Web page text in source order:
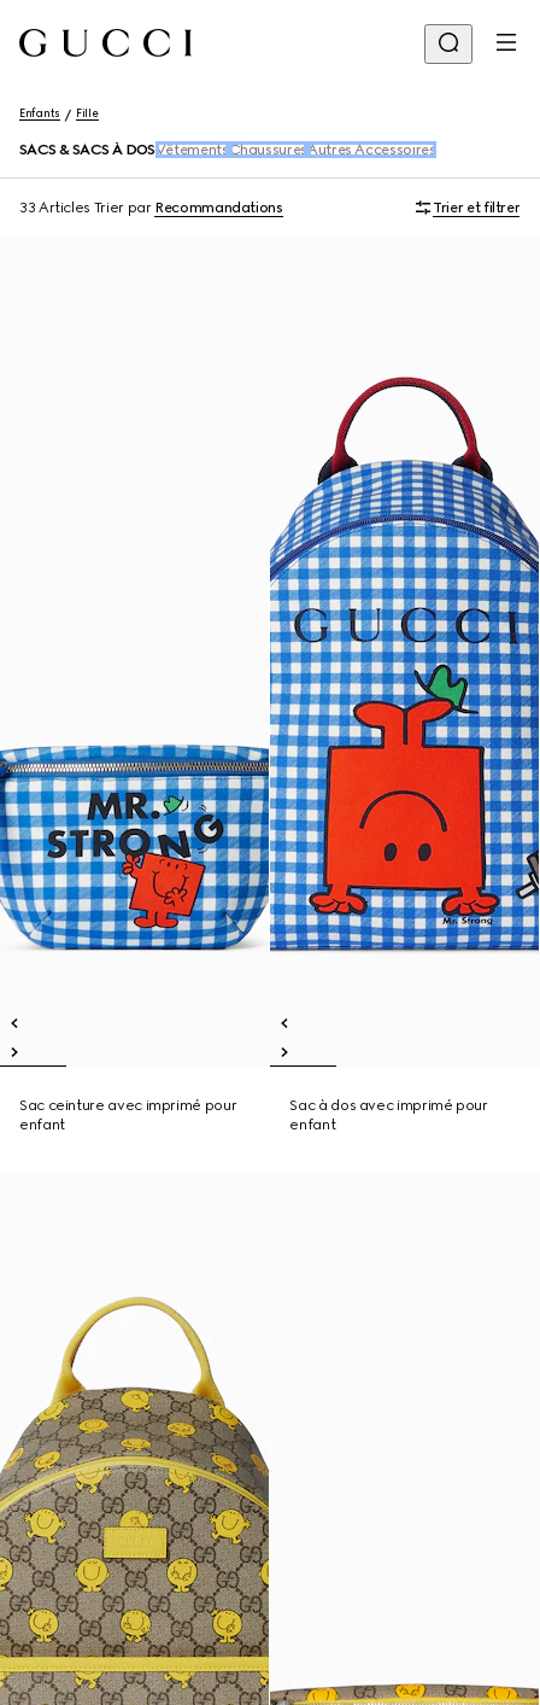
Enfants Fille
SACS & SACS À DOS Vêtements Chaussures Autres Accessoires
33 Articles Trier par Recommandations Trier et filtrer
Sac ceinture avec imprimé pour
enfant
Sac à dos avec imprimé pour
enfant